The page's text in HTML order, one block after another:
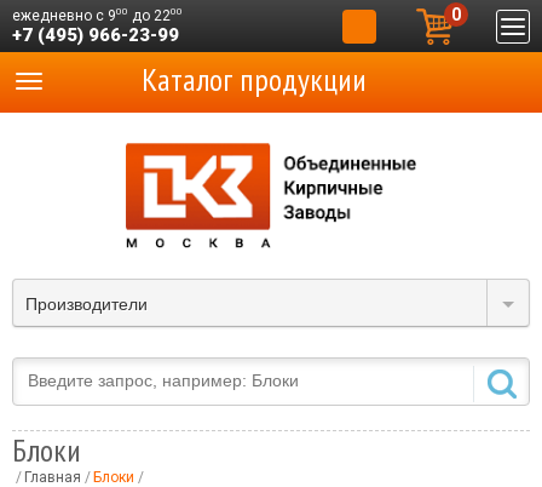
ежедневно с 900 до 2200
+7 (495) 966-23-99
0
Производители
Каталог продукции
Блоки
Главная Блоки